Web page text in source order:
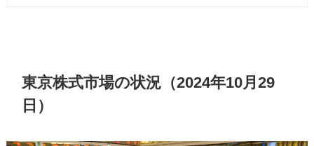
東京株式市場の状況（2024年10月29
日）